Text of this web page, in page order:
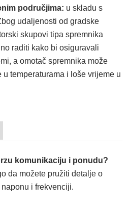
područjima: u skladu s
udaljenosti od gradske
skupovi tipa spremnika
raditi kako bi osiguravali
a omotač spremnika može
temperaturama i loše vrijeme u
komunikaciju i ponudu?
da možete pružiti detalje o
i frekvenciji.